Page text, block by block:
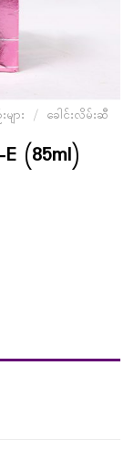
ား / ခေါင်းလိမ်းဆီ
E (85ml)